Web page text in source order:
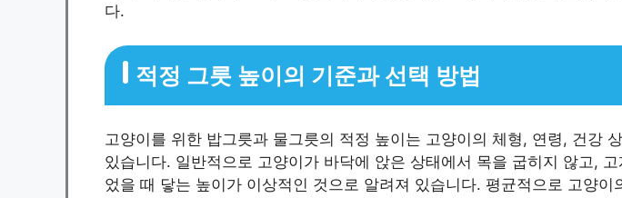
다.
적정 그릇 높이의 기준과 선택 방법
고양이를 위한 밥그릇과 물그릇의 적정 높이는 고양이의 체형, 연령, 건강
있습니다. 일반적으로 고양이가 바닥에 앉은 상태에서 목을 굽히지 않고,
었을 때 닿는 높이가 이상적인 것으로 알려져 있습니다. 평균적으로 고양이